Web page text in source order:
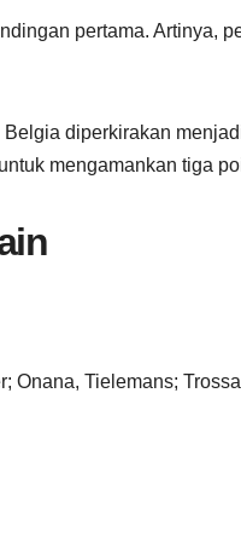
pertama. Artinya,
diperkirakan
mengamankan tiga
Onana, Tielemans;